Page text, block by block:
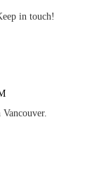
in touch!